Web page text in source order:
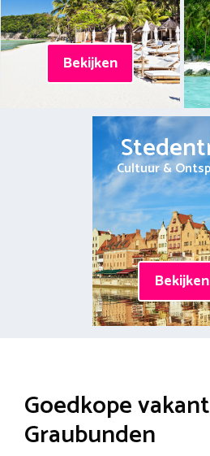
Bekijken
Cultuur &
Bekijken
Goedkope
Graubunden